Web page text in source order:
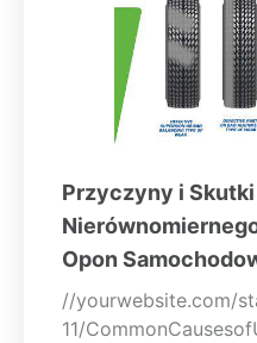
Przyczyny i Skutki
Opon
//yourwebsite.com/
11/